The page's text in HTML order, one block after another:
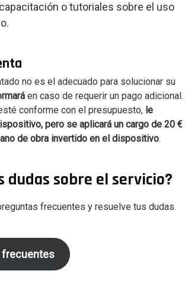
o tutoriales sobre el uso
no es el adecuado para solucionar su
en caso de requerir un pago adicional.
conforme con el presupuesto, le
pero se aplicará un cargo de 20 €
de obra invertido en el dispositivo.
dudas sobre el servicio?
frecuentes y resuelve tus dudas.
frecuentes